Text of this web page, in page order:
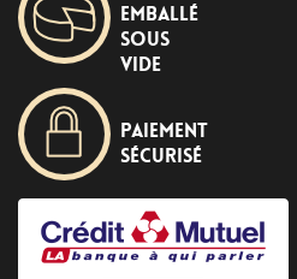
Emballé
sous
vide
Paiement
sécurisé